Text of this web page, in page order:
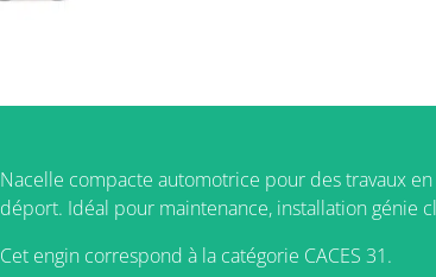
Nacelle compacte automotrice pour des travaux
déport. Idéal pour maintenance, installation génie
Cet engin correspond à la catégorie CACES 31.